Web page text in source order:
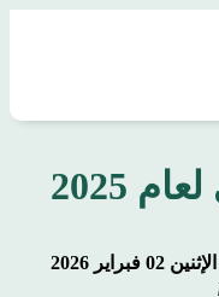
فبراير 2026